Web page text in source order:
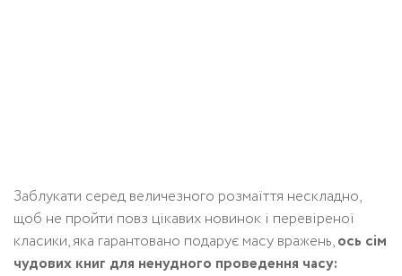
Заблукати серед величезного розмаїття нескладно,
щоб не пройти повз цікавих новинок і перевіреної
класики, яка гарантовано подарує масу вражень,ось сім
чудових книг для ненудного проведення часу: